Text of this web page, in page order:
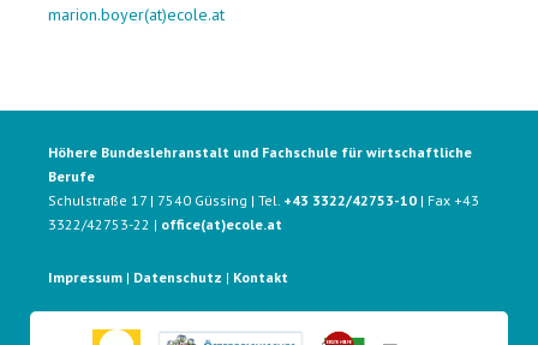
marion.boyer(at)ecole.at
Höhere Bundeslehranstalt und Fachschule für wirtschaftliche
Berufe
Schulstraße 17 | 7540 Güssing | Tel. +43 3322/42753-10 | Fax +43
3322/42753-22 | office(at)ecole.at
Impressum | Datenschutz | Kontakt